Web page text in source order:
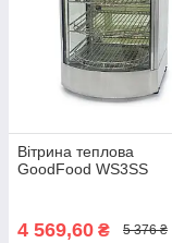
Вітрина теплова
GoodFood WS3SS
4 569,60 ₴ 5 376 ₴